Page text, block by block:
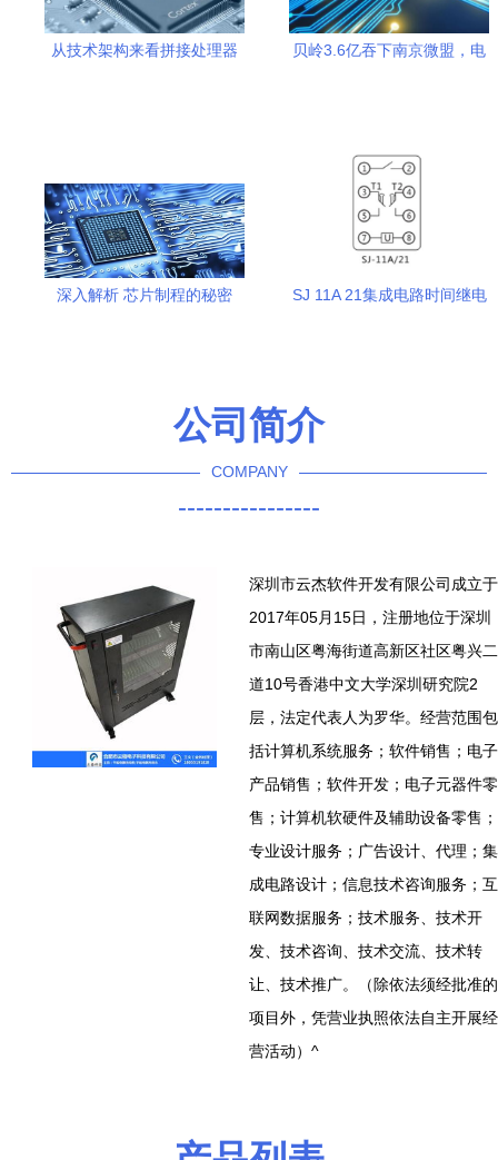
从技术架构来看拼接处理器
贝岭3.6亿吞下南京微盟，电
深入解析 芯片制程的秘密
SJ 11A 21集成电路时间继电
公司简介
COMPANY
----------------
深圳市云杰软件开发有限公司成立于
2017年05月15日，注册地位于深圳
市南山区粤海街道高新区社区粤兴二
道10号香港中文大学深圳研究院2
层，法定代表人为罗华。经营范围包
括计算机系统服务；软件销售；电子
产品销售；软件开发；电子元器件零
售；计算机软硬件及辅助设备零售；
专业设计服务；广告设计、代理；集
成电路设计；信息技术咨询服务；互
联网数据服务；技术服务、技术开
发、技术咨询、技术交流、技术转
让、技术推广。（除依法须经批准的
项目外，凭营业执照依法自主开展经
营活动）^